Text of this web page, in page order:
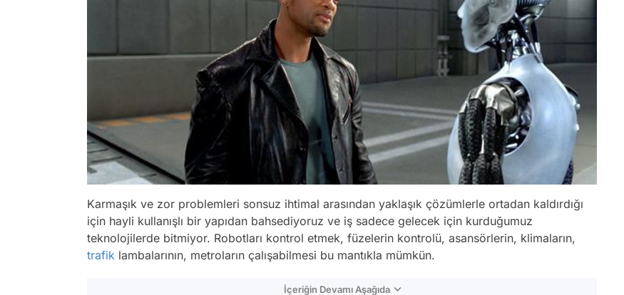
Karmaşık ve zor problemleri sonsuz ihtimal arasından yaklaşık çözümlerle ortadan kaldırdığı
için hayli kullanışlı bir yapıdan bahsediyoruz ve iş sadece gelecek için kurduğumuz
teknolojilerde bitmiyor. Robotları kontrol etmek, füzelerin kontrolü, asansörlerin, klimaların,
trafik lambalarının, metroların çalışabilmesi bu mantıkla mümkün.
İçeriğin Devamı Aşağıda